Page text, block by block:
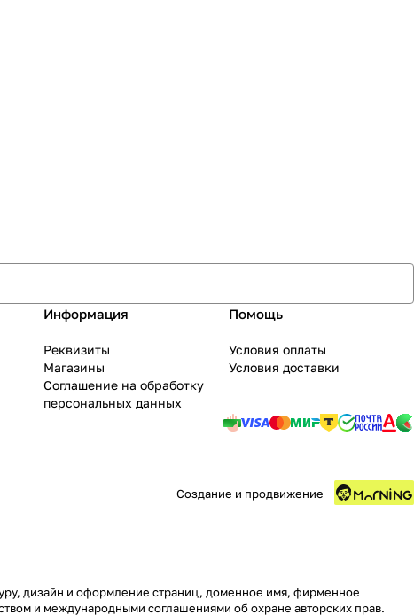
Информация
Реквизиты
Магазины
Соглашение на обработку
персональных данных
Помощь
Условия оплаты
Условия доставки
Создание и продвижение
дизайн и оформление страниц, доменное имя, фирменное
и международными соглашениями об охране авторских прав.